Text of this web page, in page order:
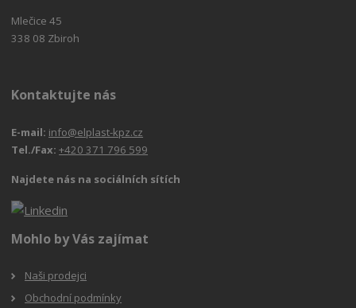
Mlečice 45
338 08 Zbiroh
Kontaktujte nás
E-mail: info@elplast-kpz.cz
Tel./Fax:+420 371 796 599
Najdete nás na sociálních sítích
Mohlo by Vás zajímat
Naši prodejci
Obchodní podmínky